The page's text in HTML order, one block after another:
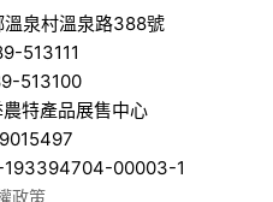
泉村溫泉路388號
513111
513100
特產品展售中心
193394704-00003-1
政策